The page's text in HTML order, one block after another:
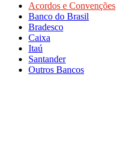
Acordos e Convenções
Banco do Brasil
Bradesco
Caixa
Itaú
Santander
Outros Bancos